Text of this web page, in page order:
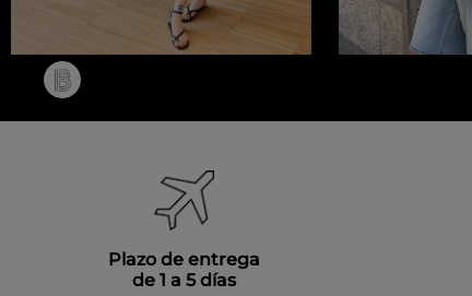
Plazo de entrega
de 1 a 5 días